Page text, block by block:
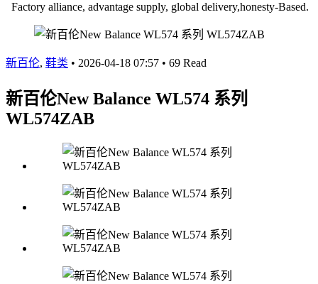
Factory alliance, advantage supply, global delivery,honesty-Based.
新百伦, 鞋类 • 2026-04-18 07:57 • 69 Read
新百伦New Balance WL574 系列
WL574ZAB